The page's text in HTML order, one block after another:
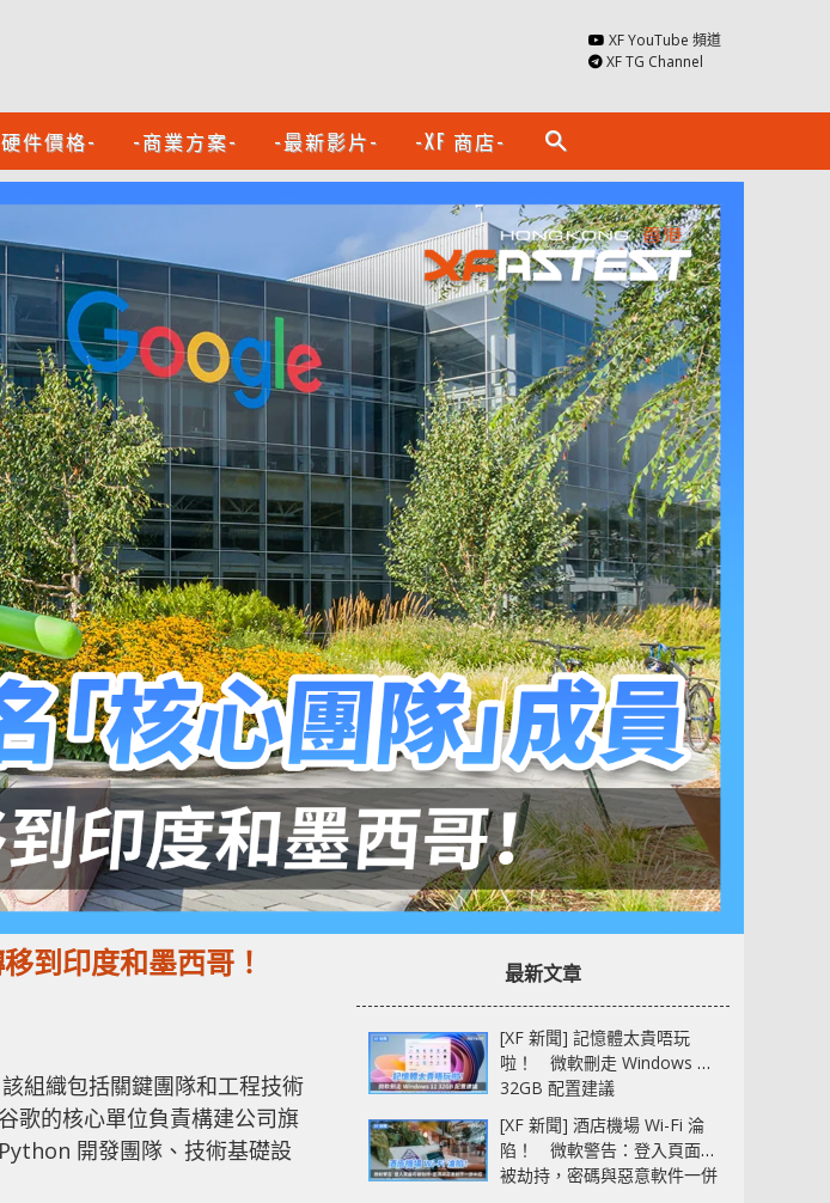
XF YouTube 頻道
XF TG Channel
件價格- -商業方案- -最新影片- -XF 商店- search
到印度和墨西哥！
組織包括關鍵團隊和工程技術
歌的核心單位負責構建公司旗
開發團隊、技術基礎設
最新文章
[XF 新聞] 記憶體太貴唔玩
啦！ 微軟刪走 Windows 11
32GB 配置建議
[XF 新聞] 酒店機場 Wi-Fi 淪
陷！ 微軟警告：登入頁面可
被劫持，密碼與惡意軟件一併